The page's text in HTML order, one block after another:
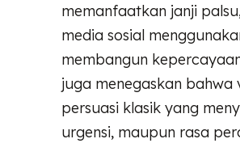
memanfaatkan janji
media sosial
membangun
juga menegaskan
persuasi klasik yang
urgensi, maupun rasa